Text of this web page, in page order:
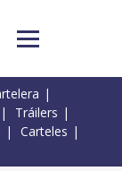
Tráilers
Carteles